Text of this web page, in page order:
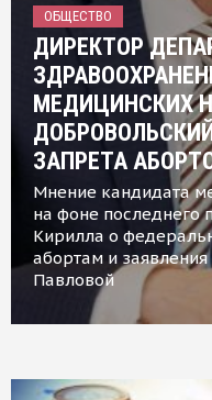
ОБЩЕСТВО
ДИРЕКТОР
МЕДИЦИНСКИХ
ЗАПРЕТА
Мнение кандидата
на фоне последнего
Кирилла о
абортам и
Павловой